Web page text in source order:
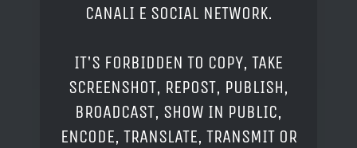
CANALI E SOCIAL NETWORK.
IT'S FORBIDDEN TO COPY, TAKE
SCREENSHOT, REPOST, PUBLISH,
BROADCAST, SHOW IN PUBLIC,
ENCODE, TRANSLATE, TRANSMIT OR